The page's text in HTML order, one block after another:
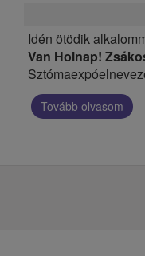
Idén ötödik
Van Holnap!
Tovább olvasom